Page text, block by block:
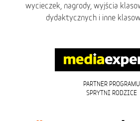
wycieczek, nagrody, wyjścia
dydaktycznych i inne
PARTNER PROGRAMU
SPRYTNI RODZICE